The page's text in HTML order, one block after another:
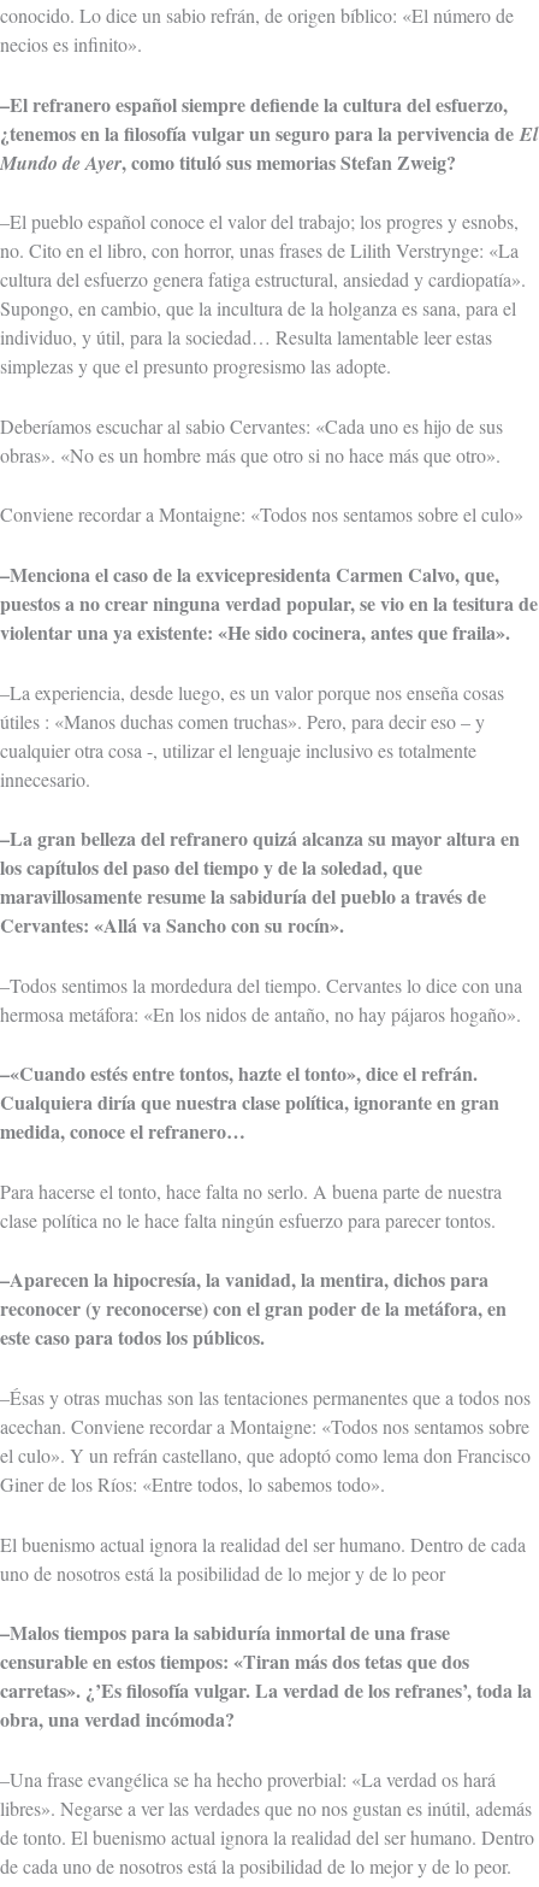
conocido. Lo dice un sabio refrán, de origen bíblico: «El número de
necios es infinito».
–El refranero español siempre defiende la cultura del esfuerzo,
¿tenemos en la filosofía vulgar un seguro para la pervivencia de El
Mundo de Ayer, como tituló sus memorias Stefan Zweig?
–El pueblo español conoce el valor del trabajo; los progres y esnobs,
no. Cito en el libro, con horror, unas frases de Lilith Verstrynge: «La
cultura del esfuerzo genera fatiga estructural, ansiedad y cardiopatía».
Supongo, en cambio, que la incultura de la holganza es sana, para el
individuo, y útil, para la sociedad… Resulta lamentable leer estas
simplezas y que el presunto progresismo las adopte.
Deberíamos escuchar al sabio Cervantes: «Cada uno es hijo de sus
obras». «No es un hombre más que otro si no hace más que otro».
Conviene recordar a Montaigne: «Todos nos sentamos sobre el culo»
–Menciona el caso de la exvicepresidenta Carmen Calvo, que,
puestos a no crear ninguna verdad popular, se vio en la tesitura de
violentar una ya existente: «He sido cocinera, antes que fraila».
–La experiencia, desde luego, es un valor porque nos enseña cosas
útiles : «Manos duchas comen truchas». Pero, para decir eso – y
cualquier otra cosa -, utilizar el lenguaje inclusivo es totalmente
innecesario.
–La gran belleza del refranero quizá alcanza su mayor altura en
los capítulos del paso del tiempo y de la soledad, que
maravillosamente resume la sabiduría del pueblo a través de
Cervantes: «Allá va Sancho con su rocín».
–Todos sentimos la mordedura del tiempo. Cervantes lo dice con una
hermosa metáfora: «En los nidos de antaño, no hay pájaros hogaño».
–«Cuando estés entre tontos, hazte el tonto», dice el refrán.
Cualquiera diría que nuestra clase política, ignorante en gran
medida, conoce el refranero…
Para hacerse el tonto, hace falta no serlo. A buena parte de nuestra
clase política no le hace falta ningún esfuerzo para parecer tontos.
–Aparecen la hipocresía, la vanidad, la mentira, dichos para
reconocer (y reconocerse) con el gran poder de la metáfora, en
este caso para todos los públicos.
–Ésas y otras muchas son las tentaciones permanentes que a todos nos
acechan. Conviene recordar a Montaigne: «Todos nos sentamos sobre
el culo». Y un refrán castellano, que adoptó como lema don Francisco
Giner de los Ríos: «Entre todos, lo sabemos todo».
El buenismo actual ignora la realidad del ser humano. Dentro de cada
uno de nosotros está la posibilidad de lo mejor y de lo peor
–Malos tiempos para la sabiduría inmortal de una frase
censurable en estos tiempos: «Tiran más dos tetas que dos
carretas». ¿’Es filosofía vulgar. La verdad de los refranes’, toda la
obra, una verdad incómoda?
–Una frase evangélica se ha hecho proverbial: «La verdad os hará
libres». Negarse a ver las verdades que no nos gustan es inútil, además
de tonto. El buenismo actual ignora la realidad del ser humano. Dentro
de cada uno de nosotros está la posibilidad de lo mejor y de lo peor.